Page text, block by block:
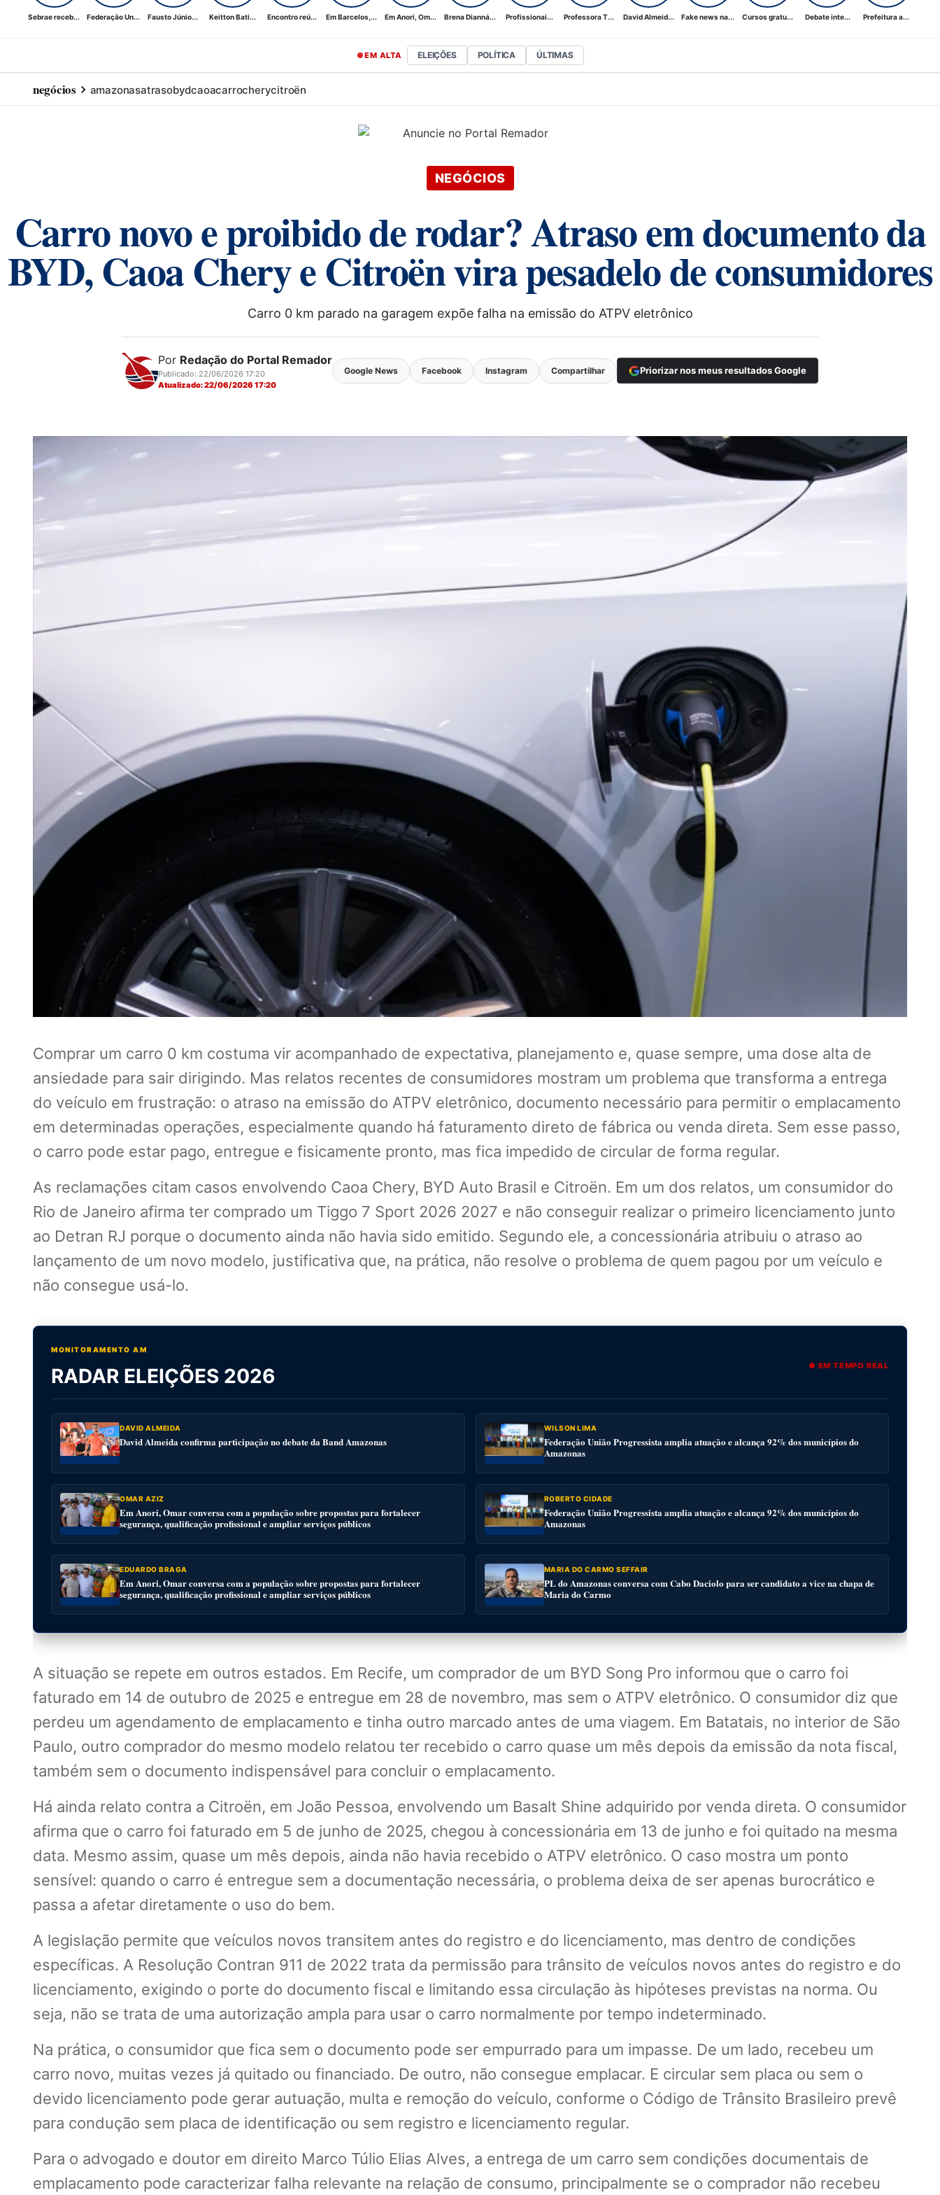
Sebrae receb... Federação Un... Fausto Júnio... Keitton Bati... Encontro reú... Em Barcelos,... Em Anori, Om... Brena Dianná... Profissionai... Professora T... David Almeid... Fake news na... Cursos gratu... Debate inte... Prefeitura a...
EM ALTA ELEIÇÕES POLÍTICA ÚLTIMAS
negócios amazonasatrasobydcaoacarrocherycitroën
NEGÓCIOS
Carro novo e proibido de rodar? Atraso em documento da
BYD, Caoa Chery e Citroën vira pesadelo de consumidores
Carro 0 km parado na garagem expõe falha na emissão do ATPV eletrônico
Por Redação do Portal Remador
Publicado: 22/06/2026 17:20
Atualizado: 22/06/2026 17:20
Google News Facebook Instagram Compartilhar Priorizar nos meus resultados Google
Comprar um carro 0 km costuma vir acompanhado de expectativa, planejamento e, quase sempre, uma dose alta de
ansiedade para sair dirigindo. Mas relatos recentes de consumidores mostram um problema que transforma a entrega
do veículo em frustração: o atraso na emissão do ATPV eletrônico, documento necessário para permitir o emplacamento
em determinadas operações, especialmente quando há faturamento direto de fábrica ou venda direta. Sem esse passo,
o carro pode estar pago, entregue e fisicamente pronto, mas fica impedido de circular de forma regular.
As reclamações citam casos envolvendo Caoa Chery, BYD Auto Brasil e Citroën. Em um dos relatos, um consumidor do
Rio de Janeiro afirma ter comprado um Tiggo 7 Sport 2026 2027 e não conseguir realizar o primeiro licenciamento junto
ao Detran RJ porque o documento ainda não havia sido emitido. Segundo ele, a concessionária atribuiu o atraso ao
lançamento de um novo modelo, justificativa que, na prática, não resolve o problema de quem pagou por um veículo e
não consegue usá-lo.
MONITORAMENTO AM
RADAR ELEIÇÕES 2026 ● EM TEMPO REAL
DAVID ALMEIDA
David Almeida confirma participação no debate da Band Amazonas
WILSON LIMA
Federação União Progressista amplia atuação e alcança 92% dos municípios do
Amazonas
OMAR AZIZ
Em Anori, Omar conversa com a população sobre propostas para fortalecer
segurança, qualificação profissional e ampliar serviços públicos
ROBERTO CIDADE
Federação União Progressista amplia atuação e alcança 92% dos municípios do
Amazonas
EDUARDO BRAGA
Em Anori, Omar conversa com a população sobre propostas para fortalecer
segurança, qualificação profissional e ampliar serviços públicos
MARIA DO CARMO SEFFAIR
PL do Amazonas conversa com Cabo Daciolo para ser candidato a vice na chapa de
Maria do Carmo
A situação se repete em outros estados. Em Recife, um comprador de um BYD Song Pro informou que o carro foi
faturado em 14 de outubro de 2025 e entregue em 28 de novembro, mas sem o ATPV eletrônico. O consumidor diz que
perdeu um agendamento de emplacamento e tinha outro marcado antes de uma viagem. Em Batatais, no interior de São
Paulo, outro comprador do mesmo modelo relatou ter recebido o carro quase um mês depois da emissão da nota fiscal,
também sem o documento indispensável para concluir o emplacamento.
Há ainda relato contra a Citroën, em João Pessoa, envolvendo um Basalt Shine adquirido por venda direta. O consumidor
afirma que o carro foi faturado em 5 de junho de 2025, chegou à concessionária em 13 de junho e foi quitado na mesma
data. Mesmo assim, quase um mês depois, ainda não havia recebido o ATPV eletrônico. O caso mostra um ponto
sensível: quando o carro é entregue sem a documentação necessária, o problema deixa de ser apenas burocrático e
passa a afetar diretamente o uso do bem.
A legislação permite que veículos novos transitem antes do registro e do licenciamento, mas dentro de condições
específicas. A Resolução Contran 911 de 2022 trata da permissão para trânsito de veículos novos antes do registro e do
licenciamento, exigindo o porte do documento fiscal e limitando essa circulação às hipóteses previstas na norma. Ou
seja, não se trata de uma autorização ampla para usar o carro normalmente por tempo indeterminado.
Na prática, o consumidor que fica sem o documento pode ser empurrado para um impasse. De um lado, recebeu um
carro novo, muitas vezes já quitado ou financiado. De outro, não consegue emplacar. E circular sem placa ou sem o
devido licenciamento pode gerar autuação, multa e remoção do veículo, conforme o Código de Trânsito Brasileiro prevê
para condução sem placa de identificação ou sem registro e licenciamento regular.
Para o advogado e doutor em direito Marco Túlio Elias Alves, a entrega de um carro sem condições documentais de
emplacamento pode caracterizar falha relevante na relação de consumo, principalmente se o comprador não recebeu